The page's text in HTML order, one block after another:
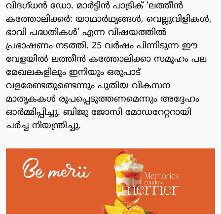
വിദഗ്ധൻ ഡോ. മാർട്ടിൻ പാട്രിക് ‘ലത്തീൻ
കത്തോലിക്കർ: യാഥാർഥ്യങ്ങൾ, വെല്ലുവിളികൾ,
ഭാവി പദ്ധതികൾ’ എന്ന വിഷയത്തിൽ
പ്രഭാഷണം നടത്തി. 25 വർഷം പിന്നിടുന്ന ഈ
വേളയിൽ ലത്തീൻ കത്തോലിക്കാ സമൂഹം പല
മേഖലകളിലും ഇനിയും ഒരുപാട്
വളരേണ്ടതുണ്ടെന്നും പുതിയ വികസന
മാതൃകകൾ രൂപപ്പെടുത്തണമെന്നും അദ്ദേഹം
ഓർമ്മിപ്പിച്ചു. ബിജു ജോസി മോഡറേറ്ററായി
ചർച്ച നിയന്ത്രിച്ചു.